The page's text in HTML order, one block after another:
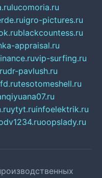
lucomoria.ru
igro-pictures.ru
blackcountess.ru
appraisal.ru
vip-surfing.ru
dr-pavlush.ru
tesotomeshell.ru
ytyt.ruinfoelektrik.ru
oopslady.ru